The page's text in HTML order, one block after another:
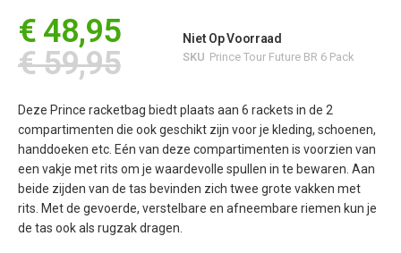
€ 48,95
€ 59,95
Niet Op Voorraad
SKU Prince Tour Future BR 6 Pack
Deze Prince racketbag biedt plaats aan 6 rackets in de 2
compartimenten die ook geschikt zijn voor je kleding, schoenen,
handdoeken etc. Eén van deze compartimenten is voorzien van
een vakje met rits om je waardevolle spullen in te bewaren. Aan
beide zijden van de tas bevinden zich twee grote vakken met
rits. Met de gevoerde, verstelbare en afneembare riemen kun je
de tas ook als rugzak dragen.